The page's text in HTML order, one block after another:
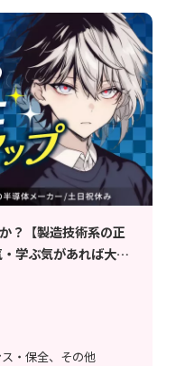
？【製造技術系の正
学ぶ気があれば大丈
・保全、その他